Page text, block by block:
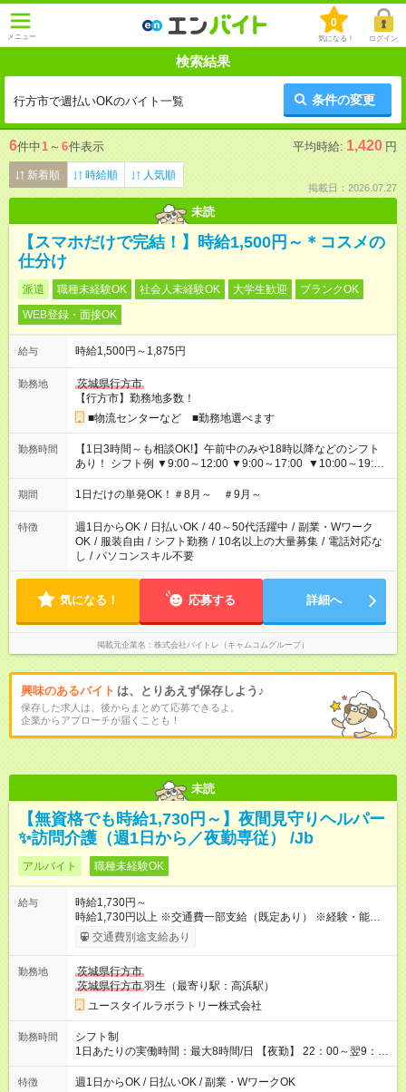
メニュー
0
気になる！ ログイン
検索結果
行方市で週払いOKのバイト一覧 条件の変更
6件中1 ～ 6件表示 平均時給: 1,420 円
新着順 時給順 人気順
掲載日：2026.07.27
未読
【スマホだけで完結！】時給1,500円～＊コスメの
仕分け
派遣 職種未経験OK 社会人未経験OK 大学生歓迎
ブランクOK
WEB登録・面接OK
給与 時給1,500円～1,875円
勤務地
茨城県行方市
【行方市】勤務地多数！
■物流センターなど ■勤務地選べます
勤務時間
【1日3時間～も相談OK!】午前中のみや18時以降などのシフト
あり！ シフト例 ▼9:00～12:00 ▼9:00～17:00 ▼10:00～19:00
▼18:00～21:00
期間 1日だけの単発OK！＃8月～ ＃9月～
特徴 週1日からOK / 日払いOK / 40～50代活躍中 / 副業・Wワーク
OK / 服装自由 / シフト勤務 / 10名以上の大量募集 / 電話対応な
し / パソコンスキル不要
気になる！ 応募する 詳細へ
掲載元企業名 株式会社バイトレ（キャムコムグループ）
興味のあるバイト は、とりあえず保存しよう♪
保存した求人は、後からまとめて応募できるよ。
企業からアプローチが届くことも！
未読
【無資格でも時給1,730円～】夜間見守りヘルパー
✨訪問介護（週1日から／夜勤専従） /Jb
アルバイト 職種未経験OK
給与
時給1,730円～
時給1,730円以上 ※交通費一部支給（既定あり） ※経験・能力を
考慮して決定します 【収入例】 週1回勤務の場合：1,730円×8時
間×4回=5万5,360円 週3回勤務の場合：1,730円×8時間×12回
月 ※ 雇用形態と給与に、本採用時と異なる部分があります。 雇
用形態：本採用時と同じです。 給与：時給 1,510円以上
交通費別途支給あり
勤務地
茨城県行方市
茨城県行方市羽生（最寄り駅：高浜駅）
ユースタイルラボラトリー株式会社
勤務時間
シフト制
1日あたりの実働時間：最大8時間/日 【夜勤】 22：00～翌9：
00 ※週1日～OK ／ 夜勤専従 ＊＊ 勤務時間例 ＊＊ ■22時か
ら翌7時 ■23時から翌8時 ■24時から翌9時 など ※上記の時間
特徴 週1日からOK / 日払いOK / 副業・WワークOK